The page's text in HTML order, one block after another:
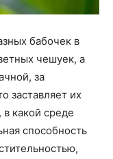
бабочек в
чешуек, а
за
заставляет их
в какой среде
способность